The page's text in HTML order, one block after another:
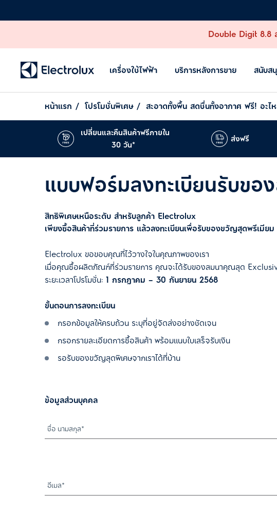
Double Digit 8.8
เครื่องใช้ไฟฟ้า บริการหลังการขาย สนับส
หน้าแรก โปรโมชั่นพิเศษ สะอาดทั้งพื้น สดชื่นทั้งอากาศ ฟรี! อะไ
เปลี่ยนและคืนสินค้าฟรีภายใน
30 วัน*
ส่งฟรี
แบบฟอร์มลงทะเบียนรับข
สิทธิพิเศษเหนือระดับ สำหรับลูกค้า Electrolux
เพียงซื้อสินค้าที่ร่วมรายการ แล้วลงทะเบียนเพื่อรับของขวัญสุดพรีเมียม
Electrolux ขอขอบคุณที่ไว้วางใจในคุณภาพของเรา
เมื่อคุณซื้อผลิตภัณฑ์ที่ร่วมรายการ คุณจะได้รับของสมนาคุณสุด
ระยะเวลาโปรโมชั่น: 1 กรกฎาคม – 30 กันยายน 2568
ขั้นตอนการลงทะเบียน
กรอกข้อมูลให้ครบถ้วน ระบุที่อยู่จัดส่งอย่างชัดเจน
กรอกรายละเอียดการซื้อสินค้า พร้อมแนบใบเสร็จรับเงิน
รอรับของขวัญสุดพิเศษจากเราได้ที่บ้าน
ข้อมูลส่วนบุคคล